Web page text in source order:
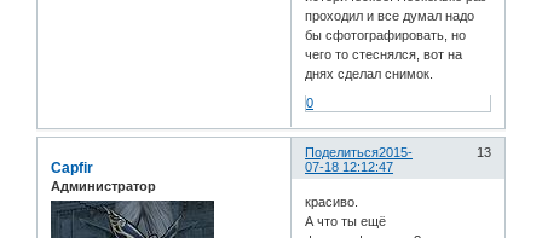
проходил и все думал надо
бы сфотографировать, но
чего то стеснялся, вот на
днях сделал снимок.
0
Поделиться 13
2015-
07-18 12:12:47
Capfir
Администратор
красиво.
А что ты ещё